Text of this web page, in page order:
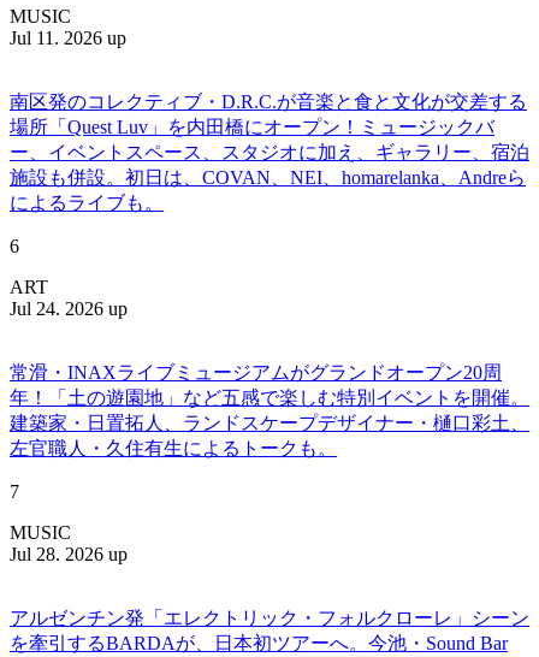
MUSIC
Jul 11. 2026 up
南区発のコレクティブ・D.R.C.が⾳楽と⾷と⽂化が交差する
場所「Quest Luv」を内田橋にオープン！ミュージックバ
ー、イベントスペース、スタジオに加え、ギャラリー、宿泊
施設も併設。初日は、COVAN、NEI、homarelanka、Andreら
によるライブも。
6
ART
Jul 24. 2026 up
常滑・INAXライブミュージアムがグランドオープン20周
年！「土の遊園地」など五感で楽しむ特別イベントを開催。
建築家・日置拓人、ランドスケープデザイナー・樋口彩土、
左官職人・久住有生によるトークも。
7
MUSIC
Jul 28. 2026 up
アルゼンチン発「エレクトリック・フォルクローレ」シーン
を牽引するBARDAが、日本初ツアーへ。今池・Sound Bar